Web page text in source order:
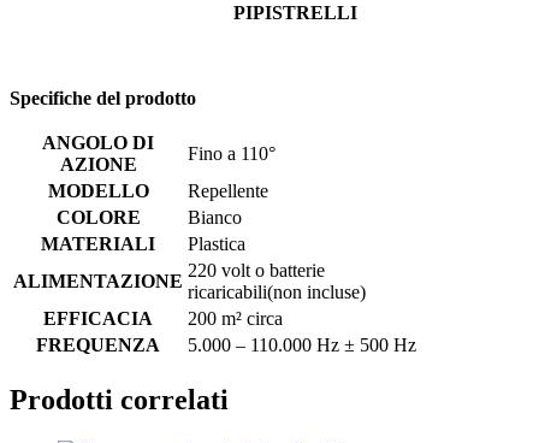
PIPISTRELLI
Specifiche del prodotto
ANGOLO DI
AZIONE
Fino a 110°
MODELLO
Repellente
COLORE
Bianco
MATERIALI
Plastica
ALIMENTAZIONE
220 volt o batterie
ricaricabili(non incluse)
EFFICACIA
200 m² circa
FREQUENZA
5.000 – 110.000 Hz ± 500 Hz
Prodotti correlati